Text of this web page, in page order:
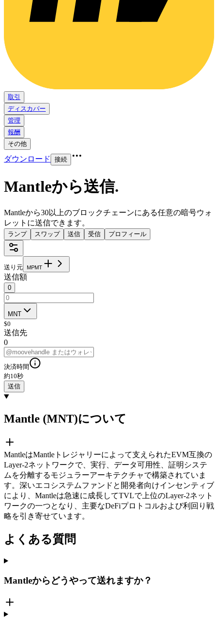
取引
ディスカバー
管理
報酬
その他
ダウンロード 接続
Mantleから送信.
Mantleから30以上のブロックチェーンにある任意の暗号ウォ
レットに送信できます。
ランプ スワップ 送信 受信 プロフィール
送り元 MPMT
送信額
0
MNT
$0
送信先
0
決済時間
約10秒
送信
Mantle (MNT)について
MantleはMantleトレジャリーによって支えられたEVM互換の
Layer-2ネットワークで、実行、データ可用性、証明システ
ムを分離するモジュラーアーキテクチャで構築されていま
す。深いエコシステムファンドと開発者向けインセンティブ
により、Mantleは急速に成長してTVLで上位のLayer-2ネット
ワークの一つとなり、主要なDeFiプロトコルおよび利回り戦
略を引き寄せています。
よくある質問
Mantleからどうやって送れますか？